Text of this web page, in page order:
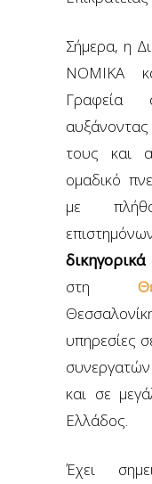
Σήμερα, η
ΝΟΜΙΚΑ
Γραφεία
τους και
ομαδικό
με
στη
υπηρεσίες
και σε
Ελλάδος.
Έχει